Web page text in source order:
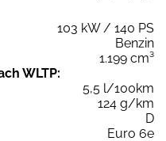
103 kW / 140 PS
Benzin
1.199 cm³
WLTP:
5,5 l/100km
124 g/km
D
Euro 6e